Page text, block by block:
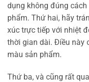
dụng không đúng
phẩm. Thứ hai, hãy
xúc trực tiếp với nhiệt
thời gian dài. Điều này
màu sản phẩm.
Thứ ba, và cũng rất